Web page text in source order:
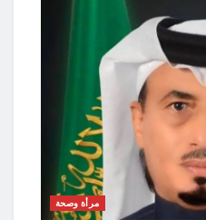
مرأة وصحة